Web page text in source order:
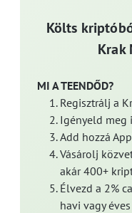
Költs
Krak
MI A TEENDŐD?
Regisztrálj a
Igényeld meg
Add hozzá
Vásárolj
akár 400+
Élvezd a 2%
havi vagy